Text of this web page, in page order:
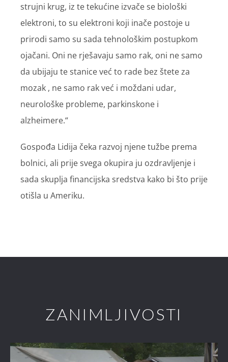
strujni krug, iz te tekućine izvače se biološki
elektroni, to su elektroni koji inače postoje u
prirodi samo su sada tehnološkim postupkom
ojačani. Oni ne rješavaju samo rak, oni ne samo
da ubijaju te stanice već to rade bez štete za
mozak , ne samo rak već i moždani udar,
neurološke probleme, parkinskone i
alzheimere.“
Gospođa Lidija čeka razvoj njene tužbe prema
bolnici, ali prije svega okupira ju ozdravljenje i
sada skuplja financijska sredstva kako bi što prije
otišla u Ameriku.
ZANIMLJIVOSTI